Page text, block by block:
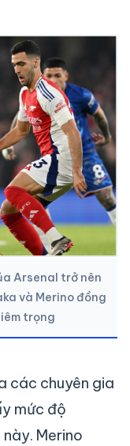
Arsenal trở nên
và Merino đồng
trọng
các chuyên gia
mức độ
Merino